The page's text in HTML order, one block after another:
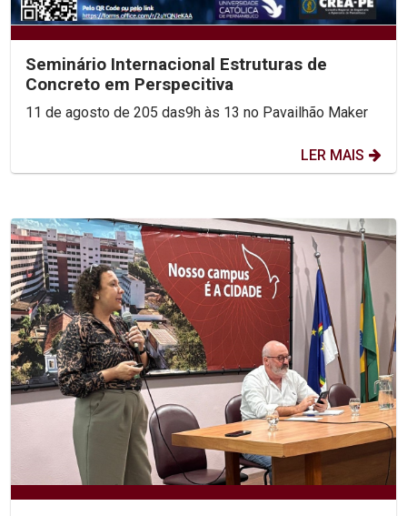
Seminário Internacional Estruturas de
Concreto em Perspecitiva
11 de agosto de 205 das9h às 13 no Pavailhão Maker
LER MAIS